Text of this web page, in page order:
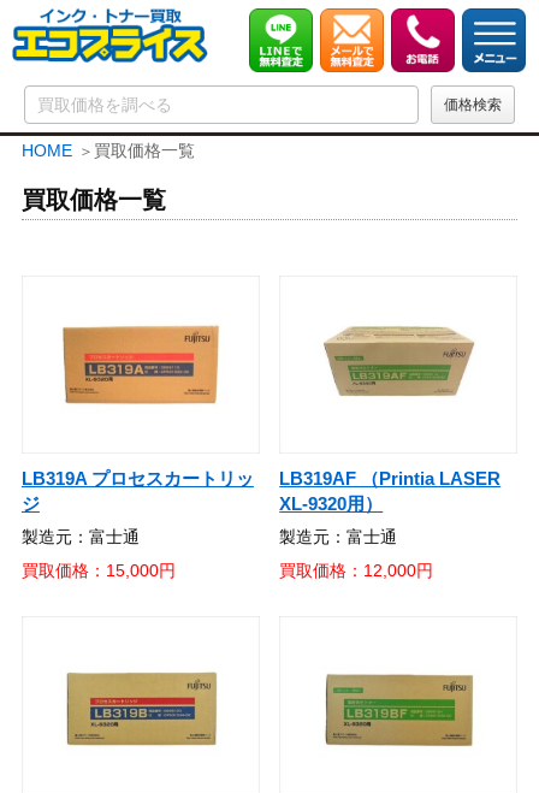
HOME 買取価格一覧
買取価格一覧
LB319A プロセスカートリッ
ジ
製造元：富士通
買取価格：15,000円
LB319AF （Printia LASER
XL-9320用）
製造元：富士通
買取価格：12,000円